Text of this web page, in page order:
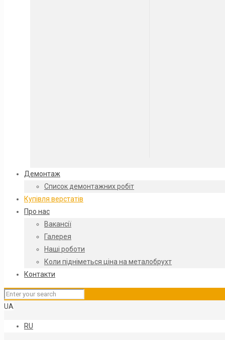
Демонтаж
Список демонтажних робіт
Купівля верстатів
Про нас
Вакансії
Галерея
Наші роботи
Коли підніметься ціна на металобрухт
Контакти
UA
RU